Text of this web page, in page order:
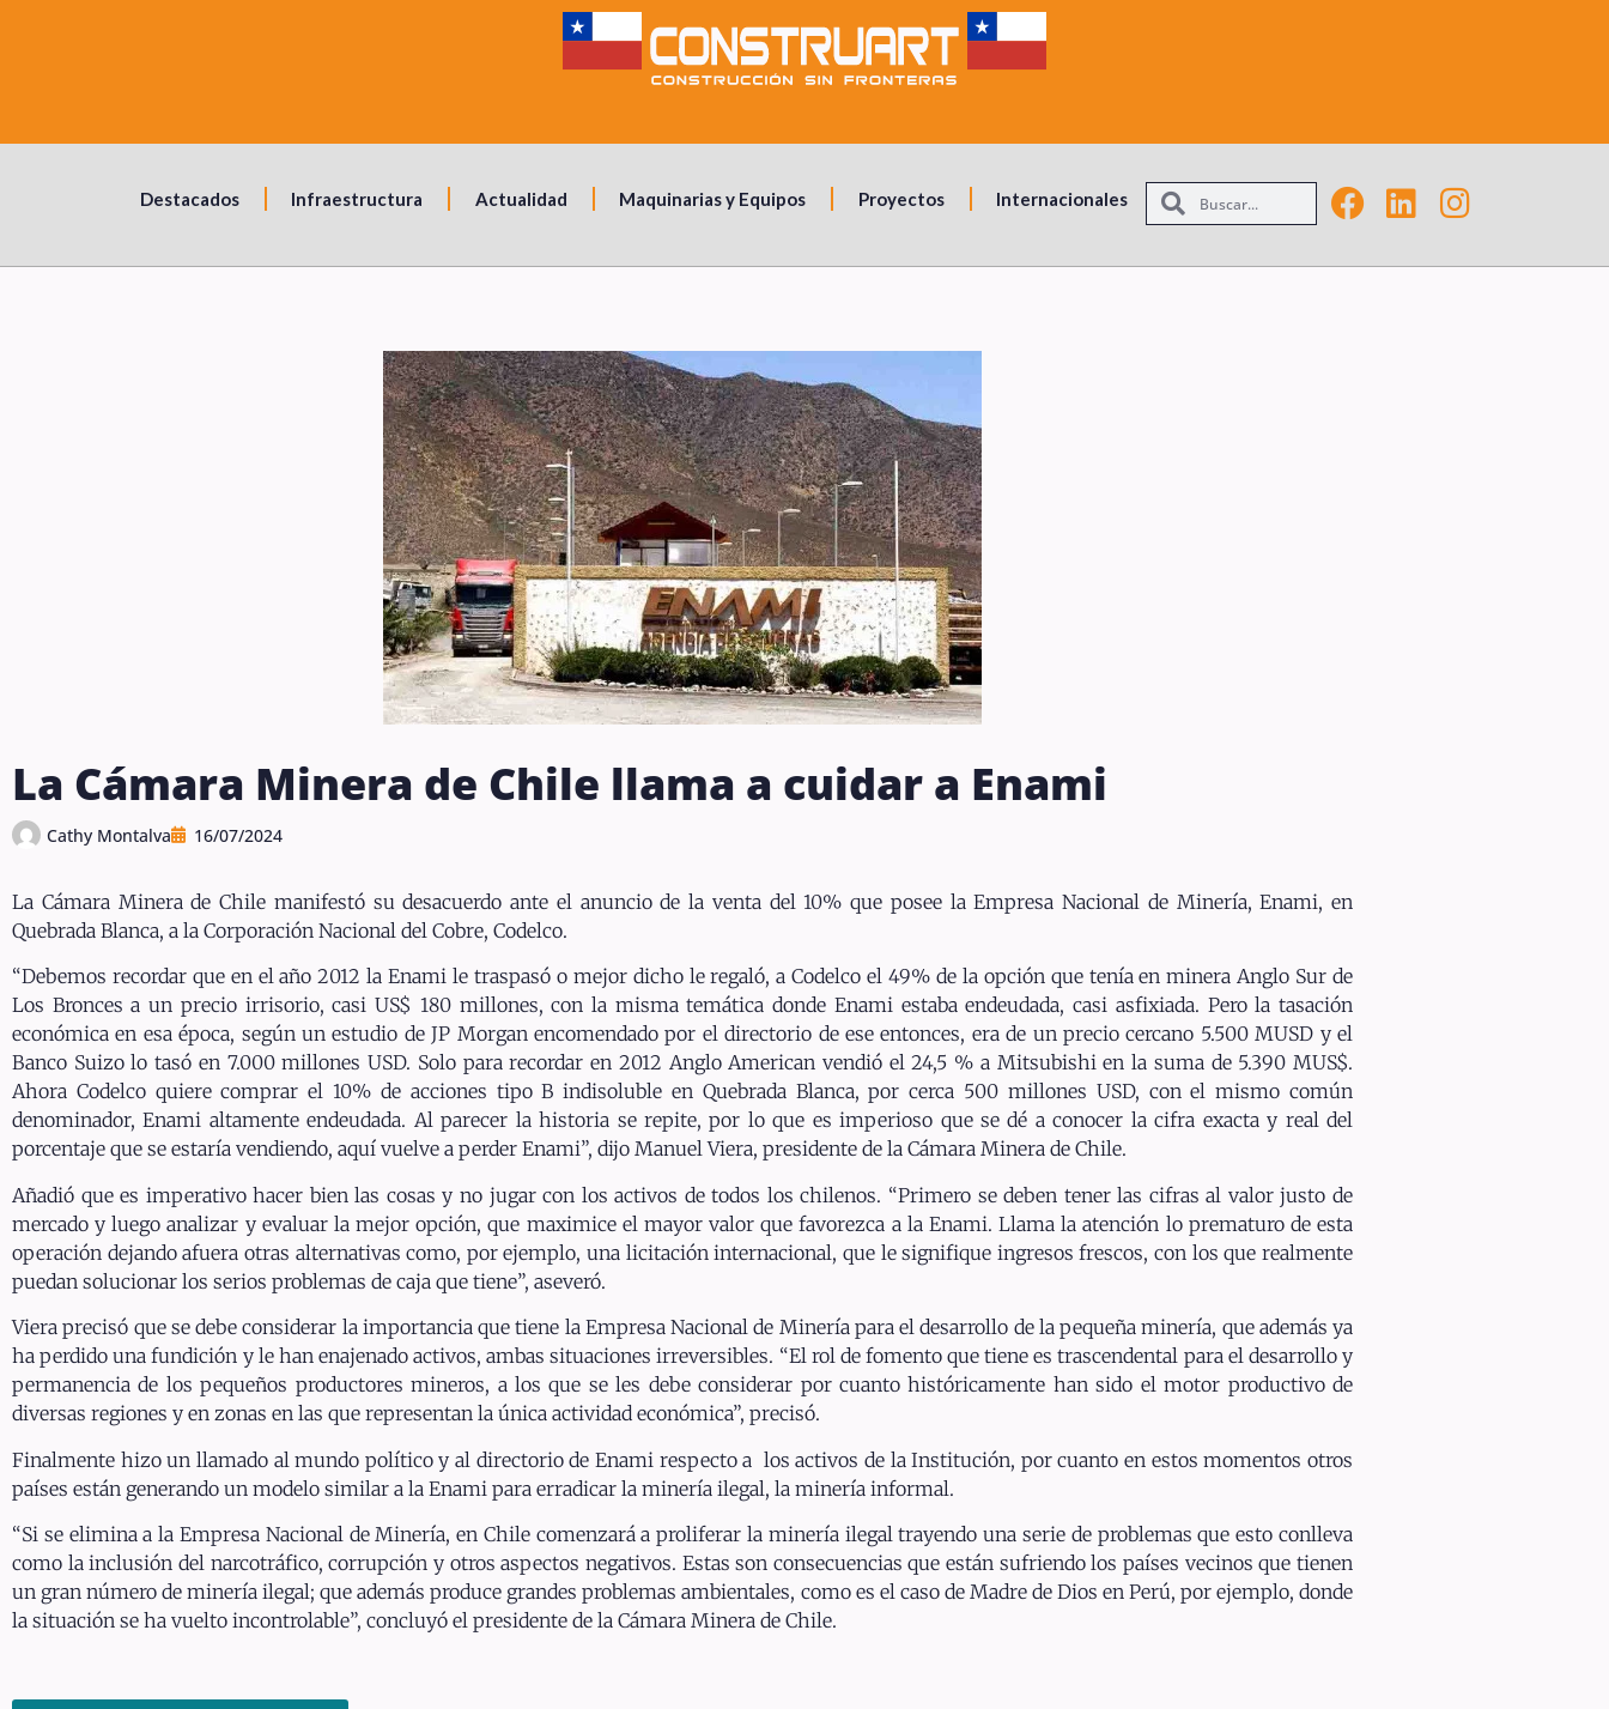
Destacados Infraestructura Actualidad Maquinarias y Equipos Proyectos Internacionales
La Cámara Minera de Chile llama a cuidar a Enami
Cathy Montalva 16/07/2024
La Cámara Minera de Chile manifestó su desacuerdo ante el anuncio de la venta del 10% que posee la Empresa Nacional de Minería, Enami, en
Quebrada Blanca, a la Corporación Nacional del Cobre, Codelco.
“Debemos recordar que en el año 2012 la Enami le traspasó o mejor dicho le regaló, a Codelco el 49% de la opción que tenía en minera Anglo Sur de
Los Bronces a un precio irrisorio, casi US$ 180 millones, con la misma temática donde Enami estaba endeudada, casi asfixiada. Pero la tasación
económica en esa época, según un estudio de JP Morgan encomendado por el directorio de ese entonces, era de un precio cercano 5.500 MUSD y el
Banco Suizo lo tasó en 7.000 millones USD. Solo para recordar en 2012 Anglo American vendió el 24,5 % a Mitsubishi en la suma de 5.390 MUS$.
Ahora Codelco quiere comprar el 10% de acciones tipo B indisoluble en Quebrada Blanca, por cerca 500 millones USD, con el mismo común
denominador, Enami altamente endeudada. Al parecer la historia se repite, por lo que es imperioso que se dé a conocer la cifra exacta y real del
porcentaje que se estaría vendiendo, aquí vuelve a perder Enami”, dijo Manuel Viera, presidente de la Cámara Minera de Chile.
Añadió que es imperativo hacer bien las cosas y no jugar con los activos de todos los chilenos. “Primero se deben tener las cifras al valor justo de
mercado y luego analizar y evaluar la mejor opción, que maximice el mayor valor que favorezca a la Enami. Llama la atención lo prematuro de esta
operación dejando afuera otras alternativas como, por ejemplo, una licitación internacional, que le signifique ingresos frescos, con los que realmente
puedan solucionar los serios problemas de caja que tiene”, aseveró.
Viera precisó que se debe considerar la importancia que tiene la Empresa Nacional de Minería para el desarrollo de la pequeña minería, que además ya
ha perdido una fundición y le han enajenado activos, ambas situaciones irreversibles. “El rol de fomento que tiene es trascendental para el desarrollo y
permanencia de los pequeños productores mineros, a los que se les debe considerar por cuanto históricamente han sido el motor productivo de
diversas regiones y en zonas en las que representan la única actividad económica”, precisó.
Finalmente hizo un llamado al mundo político y al directorio de Enami respecto a los activos de la Institución, por cuanto en estos momentos otros
países están generando un modelo similar a la Enami para erradicar la minería ilegal, la minería informal.
“Si se elimina a la Empresa Nacional de Minería, en Chile comenzará a proliferar la minería ilegal trayendo una serie de problemas que esto conlleva
como la inclusión del narcotráfico, corrupción y otros aspectos negativos. Estas son consecuencias que están sufriendo los países vecinos que tienen
un gran número de minería ilegal; que además produce grandes problemas ambientales, como es el caso de Madre de Dios en Perú, por ejemplo, donde
la situación se ha vuelto incontrolable”, concluyó el presidente de la Cámara Minera de Chile.